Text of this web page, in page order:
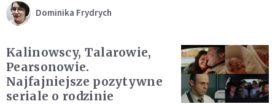
Dominika Frydrych
Kalinowscy, Talarowie,
Pearsonowie.
Najfajniejsze pozytywne
seriale o rodzinie